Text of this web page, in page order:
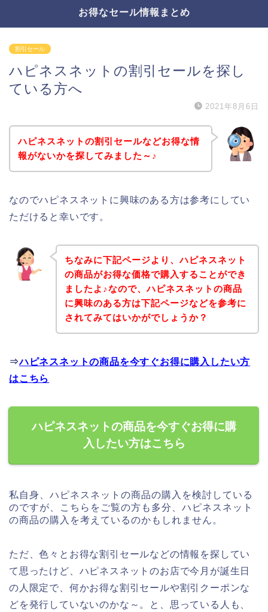
お得なセール情報まとめ
割引セール
ハピネスネットの割引セールを探し
ている方へ
2021年8月6日
ハピネスネットの割引セールなどお得な情
報がないかを探してみました～♪
なのでハピネスネットに興味のある方は参考にしてい
ただけると幸いです。
ちなみに下記ページより、ハピネスネット
の商品がお得な価格で購入することができ
ましたよ♪なので、ハピネスネットの商品
に興味のある方は下記ページなどを参考に
されてみてはいかがでしょうか？
⇒ハピネスネットの商品を今すぐお得に購入したい方
はこちら
ハピネスネットの商品を今すぐお得に購
入したい方はこちら
私自身、ハピネスネットの商品の購入を検討している
のですが、こちらをご覧の方も多分、ハピネスネット
の商品の購入を考えているのかもしれません。
ただ、色々とお得な割引セールなどの情報を探してい
て思ったけど、ハピネスネットのお店で今月が誕生日
の人限定で、何かお得な割引セールや割引クーポンな
どを発行していないのかな～。と、思っている人も、